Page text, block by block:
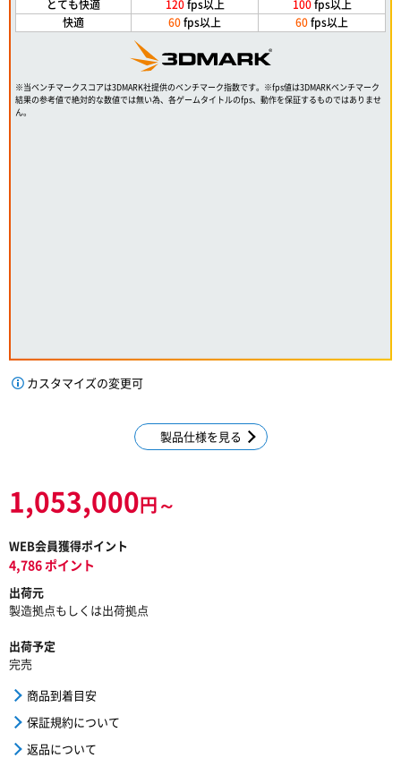
とても快適
120fps以上 100fps以上
快適
60fps以上 60fps以上
※当ベンチマークスコアは3DMARK社提供のベンチマーク指数です。※fps値は3DMARKベンチマーク
結果の参考値で絶対的な数値では無い為、各ゲームタイトルのfps、動作を保証するものではありませ
ん。
カスタマイズの変更可
製品仕様を見る
1,053,000円～
WEB会員獲得ポイント
4,786 ポイント
出荷元
製造拠点もしくは出荷拠点
出荷予定
完売
商品到着目安
保証規約について
返品について